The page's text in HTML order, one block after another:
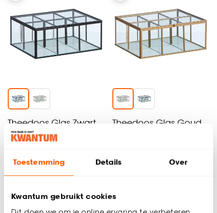
Toestemming Details Over
Kwantum gebruikt cookies
Theedoos Glas Zwart
12.50
Binnen 2-3 werkdagen bezorgd
Theedoos Glas Goud
12.